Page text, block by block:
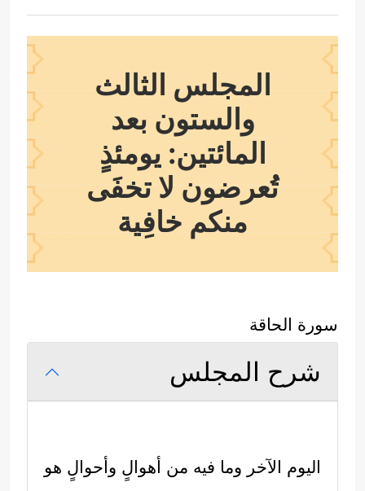
المجلس الثالث
والستون بعد
المائتين: يومئذٍ
تُعرضون لا تخفَى
منكم خافِية
سورة الحاقة
شرح المجلس
اليوم الآخر وما فيه من أهوالٍ وأحوالٍ هو